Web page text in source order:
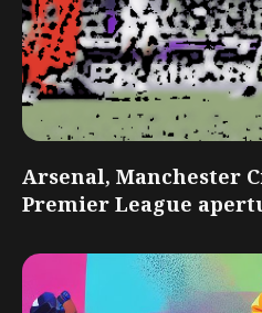
Arsenal, Manchester
Premier League